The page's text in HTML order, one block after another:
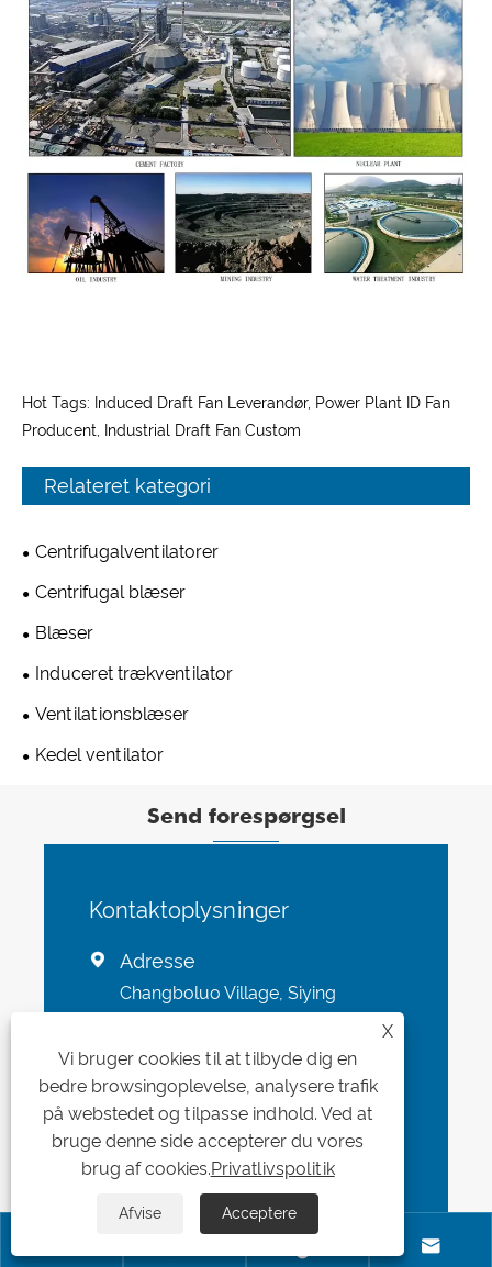
Hot Tags: Induced Draft Fan Leverandør, Power Plant ID Fan
Producent, Industrial Draft Fan Custom
Relateret kategori
Centrifugalventilatorer
Centrifugal blæser
Blæser
Induceret trækventilator
Ventilationsblæser
Kedel ventilator
Send forespørgsel
Kontaktoplysninger
 Adresse
Changboluo Village, Siying
Hebei-provinsen, Kina
 Tlf
+86-18003177440
E-mail
1192497966dong@gmail.com 
X
Vi bruger cookies til at tilbyde dig en
bedre browsingoplevelse, analysere trafik
på webstedet og tilpasse indhold. Ved at
bruge denne side accepterer du vores
brug af cookies.Privatlivspolitik
Afvise Acceptere